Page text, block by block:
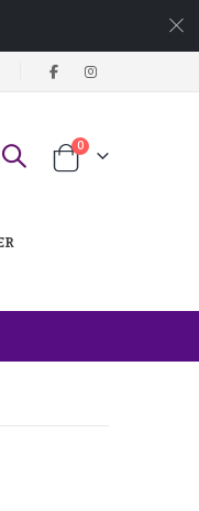
Koszyk
0produkty